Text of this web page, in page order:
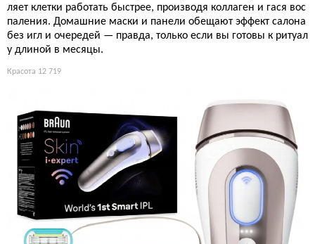
ляет клетки работать быстрее, производя коллаген и гася вос
паления. Домашние маски и панели обещают эффект салона
без игл и очередей — правда, только если вы готовы к ритуал
у длиной в месяцы.
Красота 12 719